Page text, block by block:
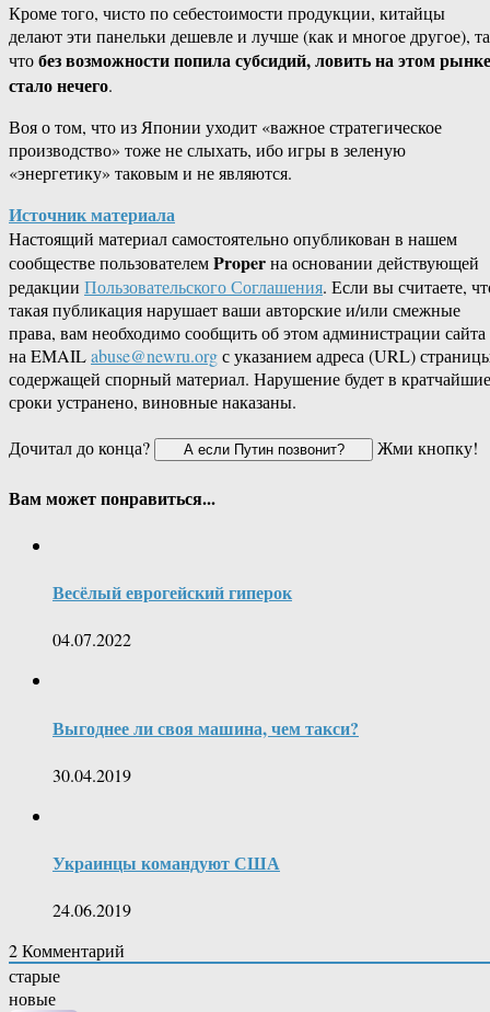
Кроме того, чисто по себестоимости продукции, китайцы
делают эти панельки дешевле и лучше (как и многое другое),
чтобез возможности попила субсидий, ловить на этом рынке
стало нечего.
Воя о том, что из Японии уходит «важное стратегическое
производство» тоже не слыхать, ибо игры в зеленую
«энергетику» таковым и не являются.
Источник материала
Настоящий материал самостоятельно опубликован в нашем
сообществе пользователемProperна основании действующей
редакции Пользовательского Соглашения. Если вы считаете,
такая публикация нарушает ваши авторские и/или смежные
права, вам необходимо сообщить об этом администрации сайта
на EMAILabuse@newru.orgс указанием адреса (URL)
содержащей спорный материал. Нарушение будет в кратчайшие
сроки устранено, виновные наказаны.
Дочитал до конца?
Жми кнопку!
Вам может понравиться...
Весёлый еврогейский гиперок
04.07.2022
Выгоднее ли своя машина, чем такси?
30.04.2019
Украинцы командуют США
24.06.2019
2Комментарий
старые
новые